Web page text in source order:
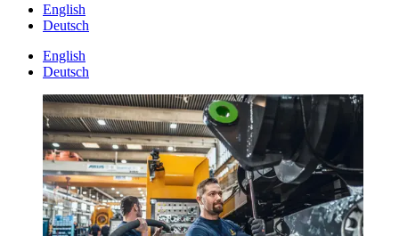
English
Deutsch
English
Deutsch